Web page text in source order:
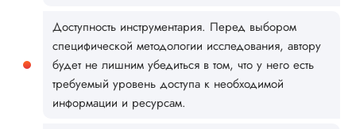
Доступность инструментария. Перед выбором
специфической методологии исследования, автору
будет не лишним убедиться в том, что у него есть
требуемый уровень доступа к необходимой
информации и ресурсам.